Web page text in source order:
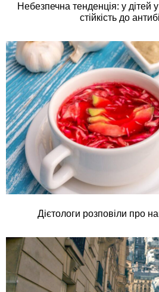
Небезпечна тенденція: у дітей
стійкість до
Дієтологи розповіли про